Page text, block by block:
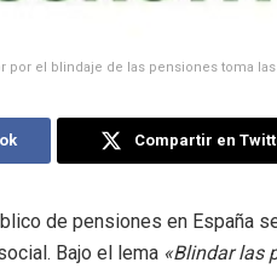
por el blindaje de las pensiones toma
Compartir en
de pensiones en España
Bajo el lema «Blindar las